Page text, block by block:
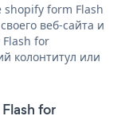
shopify form Flash
веб-сайта и
for
колонтитул или
for